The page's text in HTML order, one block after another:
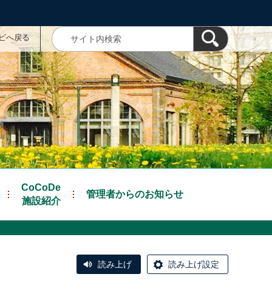
へ戻る
CoCoDe
施設紹介
管理者からのお知らせ
読み上げ 読み上げ設定